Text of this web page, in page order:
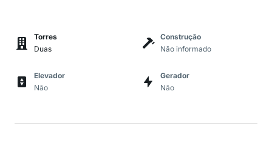
Torres
Duas
Construção
Não informado
Elevador
Não
Gerador
Não